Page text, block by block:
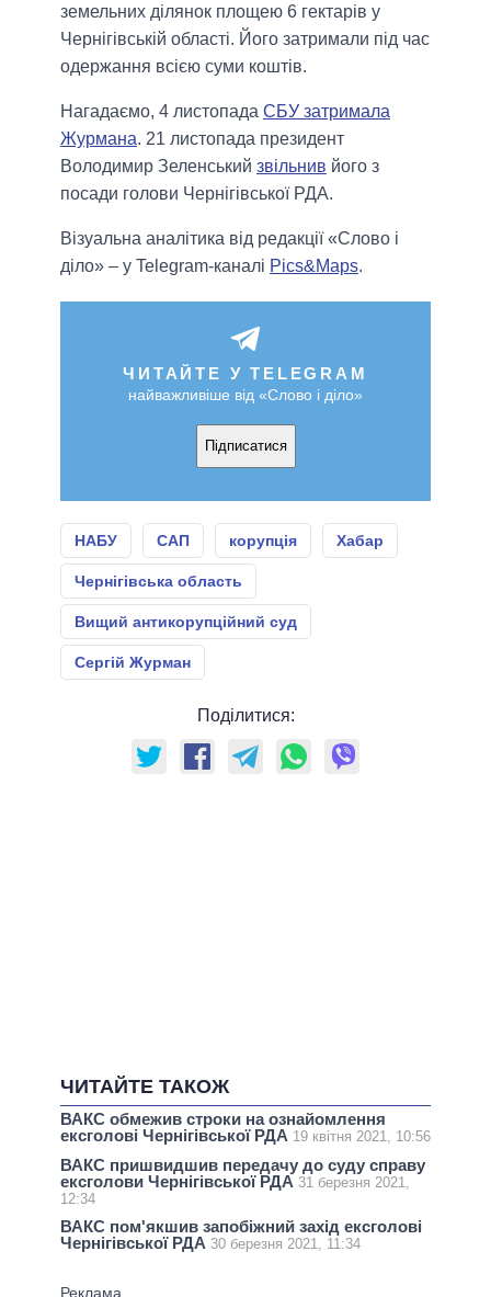
земельних ділянок площею 6 гектарів у
Чернігівській області. Його затримали під час
одержання всією суми коштів.
Нагадаємо, 4 листопада СБУ затримала
Журмана. 21 листопада президент
Володимир Зеленський звільнив його з
посади голови Чернігівської РДА.
Візуальна аналітика від редакції «Слово і
діло» – у Telegram-каналі Pics&Maps.
ЧИТАЙТЕ У TELEGRAM
найважливіше від «Слово і діло»
Підписатися
НАБУ САП корупція Хабар
Чернігівська область
Вищий антикорупційний суд
Сергій Журман
Поділитися:
ЧИТАЙТЕ ТАКОЖ
ВАКС обмежив строки на ознайомлення
ексголові Чернігівської РДА 19 квітня 2021, 10:56
ВАКС пришвидшив передачу до суду справу
ексголови Чернігівської РДА 31 березня 2021,
12:34
ВАКС пом'якшив запобіжний захід ексголові
Чернігівської РДА 30 березня 2021, 11:34